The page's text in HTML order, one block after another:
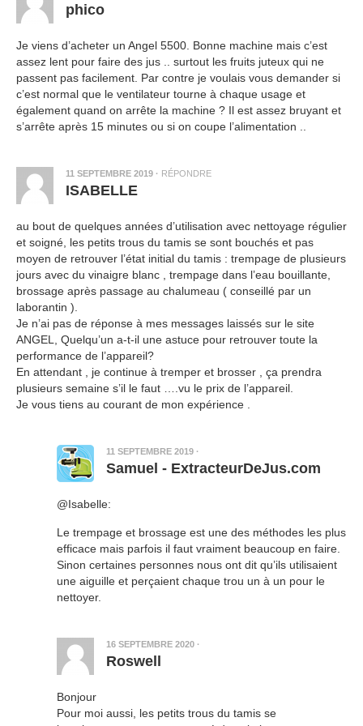
phico
Je viens d’acheter un Angel 5500. Bonne machine mais c’est
assez lent pour faire des jus .. surtout les fruits juteux qui ne
passent pas facilement. Par contre je voulais vous demander si
c’est normal que le ventilateur tourne à chaque usage et
également quand on arrête la machine ? Il est assez bruyant et
s’arrête après 15 minutes ou si on coupe l’alimentation ..
11 SEPTEMBRE 2019 · RÉPONDRE
ISABELLE
au bout de quelques années d’utilisation avec nettoyage régulier
et soigné, les petits trous du tamis se sont bouchés et pas
moyen de retrouver l’état initial du tamis : trempage de plusieurs
jours avec du vinaigre blanc , trempage dans l’eau bouillante,
brossage après passage au chalumeau ( conseillé par un
laborantin ).
Je n’ai pas de réponse à mes messages laissés sur le site
ANGEL, Quelqu’un a-t-il une astuce pour retrouver toute la
performance de l’appareil?
En attendant , je continue à tremper et brosser , ça prendra
plusieurs semaine s’il le faut ….vu le prix de l’appareil.
Je vous tiens au courant de mon expérience .
11 SEPTEMBRE 2019 ·
Samuel - ExtracteurDeJus.com
@Isabelle:
Le trempage et brossage est une des méthodes les plus
efficace mais parfois il faut vraiment beaucoup en faire.
Sinon certaines personnes nous ont dit qu’ils utilisaient
une aiguille et perçaient chaque trou un à un pour le
nettoyer.
16 SEPTEMBRE 2020 ·
Roswell
Bonjour
Pour moi aussi, les petits trous du tamis se